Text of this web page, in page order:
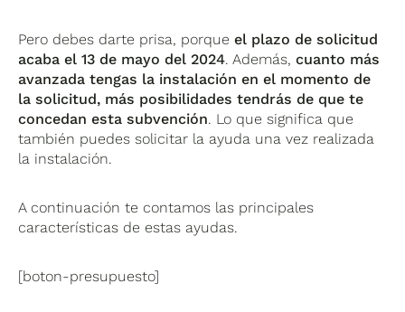
Pero debes darte prisa, porqueel plazo de solicitud
acaba el 13 de mayo del 2024. Además,cuanto más
avanzada tengas la instalación en el momento de
la solicitud, más posibilidades tendrás de que te
concedan esta subvención. Lo que significa que
también puedes solicitar la ayuda una vez realizada
la instalación.
A continuación te contamos las principales
características de estas ayudas.
[boton-presupuesto]